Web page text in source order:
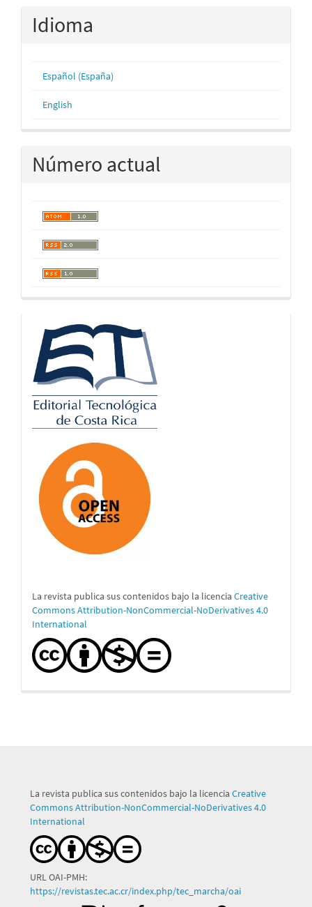
Idioma
Español (España)
English
Número actual
logos
La revista publica sus contenidos bajo la licencia Creative
Commons Attribution-NonCommercial-NoDerivatives 4.0
International
La revista publica sus contenidos bajo la licencia Creative
Commons Attribution-NonCommercial-NoDerivatives 4.0
International
URL OAI-PMH:
https://revistas.tec.ac.cr/index.php/tec_marcha/oai